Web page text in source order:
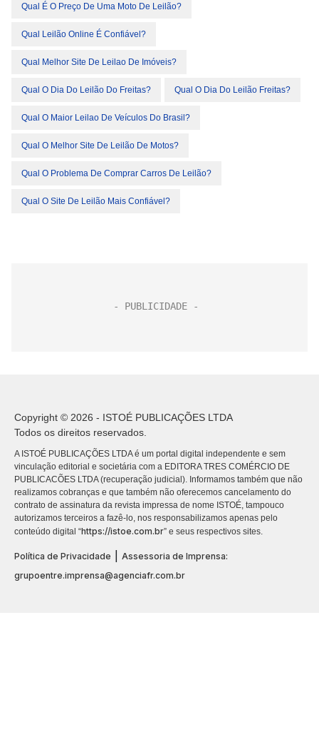
Qual É O Preço De Uma Moto De Leilão?
Qual Leilão Online É Confiável?
Qual Melhor Site De Leilao De Imóveis?
Qual O Dia Do Leilão Do Freitas? Qual O Dia Do Leilão Freitas?
Qual O Maior Leilao De Veículos Do Brasil?
Qual O Melhor Site De Leilão De Motos?
Qual O Problema De Comprar Carros De Leilão?
Qual O Site De Leilão Mais Confiável?
Copyright © 2026 - ISTOÉ PUBLICAÇÕES LTDA
Todos os direitos reservados.
A ISTOÉ PUBLICAÇÕES LTDA é um portal digital independente e sem
vinculação editorial e societária com a EDITORA TRES COMÉRCIO DE
PUBLICACÕES LTDA (recuperação judicial). Informamos também que não
realizamos cobranças e que também não oferecemos cancelamento do
contrato de assinatura da revista impressa de nome ISTOÉ, tampouco
autorizamos terceiros a fazê-lo, nos responsabilizamos apenas pelo
conteúdo digital “https://istoe.com.br” e seus respectivos sites.
Política de Privacidade | Assessoria de Imprensa:
grupoentre.imprensa@agenciafr.com.br